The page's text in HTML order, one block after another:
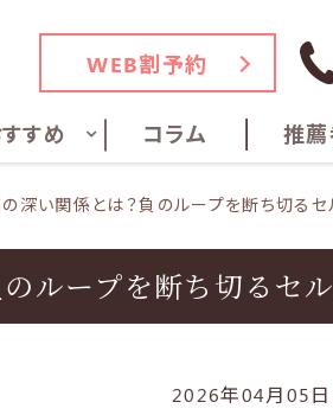
WEB割予約
すめ コラム 推
深い関係とは？負のループを断ち切る
ループを断ち切るセ
2026年04月05日